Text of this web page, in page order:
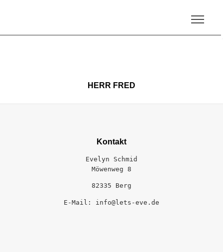
HERR FRED
Kontakt
Evelyn Schmid
Möwenweg 8
82335 Berg
E-Mail: info@lets-eve.de